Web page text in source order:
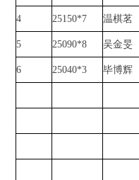
4 25150*7 温棋茗
5 25090*8 吴金旻
6 25040*3 毕博辉